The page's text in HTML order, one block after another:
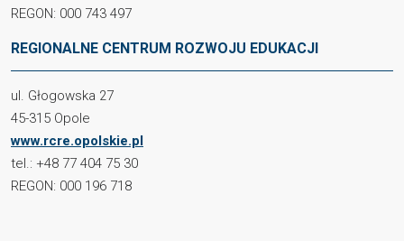
REGON: 000 743 497
REGIONALNE CENTRUM ROZWOJU EDUKACJI
ul. Głogowska 27
45-315 Opole
www.rcre.opolskie.pl
tel.: +48 77 404 75 30
REGON: 000 196 718